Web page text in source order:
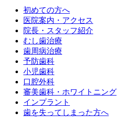
初めての方へ
医院案内・アクセス
院長・スタッフ紹介
むし歯治療
歯周病治療
予防歯科
小児歯科
口腔外科
審美歯科・ホワイトニング
インプラント
歯を失ってしまった方へ